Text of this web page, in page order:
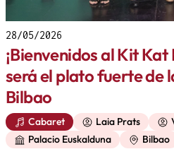
28/05/2026
¡Bienvenidos al Kit
será el plato fuerte de
Bilbao
Cabaret Laia Prats
Palacio Euskalduna
Bilbao